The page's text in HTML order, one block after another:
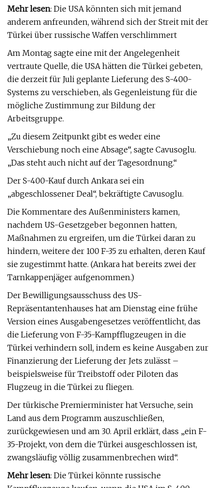
Mehr lesen: Die USA könnten sich mit jemand
anderem anfreunden, während sich der Streit mit der
Türkei über russische Waffen verschlimmert
Am Montag sagte eine mit der Angelegenheit
vertraute Quelle, die USA hätten die Türkei gebeten,
die derzeit für Juli geplante Lieferung des S-400-
Systems zu verschieben, als Gegenleistung für die
mögliche Zustimmung zur Bildung der
Arbeitsgruppe.
„Zu diesem Zeitpunkt gibt es weder eine
Verschiebung noch eine Absage“, sagte Cavusoglu.
„Das steht auch nicht auf der Tagesordnung.“
Der S-400-Kauf durch Ankara sei ein
„abgeschlossener Deal“, bekräftigte Cavusoglu.
Die Kommentare des Außenministers kamen,
nachdem US-Gesetzgeber begonnen hatten,
Maßnahmen zu ergreifen, um die Türkei daran zu
hindern, weitere der 100 F-35 zu erhalten, deren Kauf
sie zugestimmt hatte. (Ankara hat bereits zwei der
Tarnkappenjäger aufgenommen.)
Der Bewilligungsausschuss des US-
Repräsentantenhauses hat am Dienstag eine frühe
Version eines Ausgabengesetzes veröffentlicht, das
die Lieferung von F-35-Kampfflugzeugen in die
Türkei verhindern soll, indem es keine Ausgaben zur
Finanzierung der Lieferung der Jets zulässt –
beispielsweise für Treibstoff oder Piloten das
Flugzeug in die Türkei zu fliegen.
Der türkische Premierminister hat Versuche, sein
Land aus dem Programm auszuschließen,
zurückgewiesen und am 30. April erklärt, dass „ein F-
35-Projekt, von dem die Türkei ausgeschlossen ist,
zwangsläufig völlig zusammenbrechen wird“.
Mehr lesen: Die Türkei könnte russische